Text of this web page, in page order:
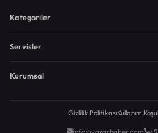
Kategoriler
Servisler
Kurumsal
Gizlilik PolitikasıKullanım
info@yazarhaber.com